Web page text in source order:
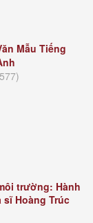
Mẫu Tiếng
trường: Hành
Hoàng Trúc